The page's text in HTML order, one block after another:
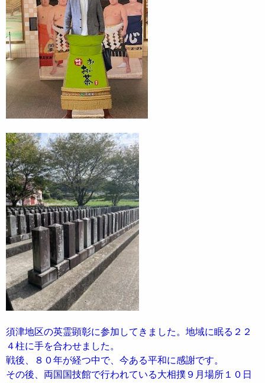
須津地区の英霊顕彰に参加してきました。地域に眠る２２
４柱に手を合わせました。
戦後、８０年が経つ中で、今ある平和に感謝です。
その後、両国国技館で行われている大相撲９月場所１０日